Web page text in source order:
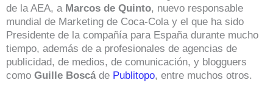
de la AEA, a Marcos de Quinto, nuevo responsable
mundial de Marketing de Coca-Cola y el que ha sido
Presidente de la compañía para España durante mucho
tiempo, además de a profesionales de agencias de
publicidad, de medios, de comunicación, y blogguers
como Guille Boscáde Publitopo, entre muchos otros.